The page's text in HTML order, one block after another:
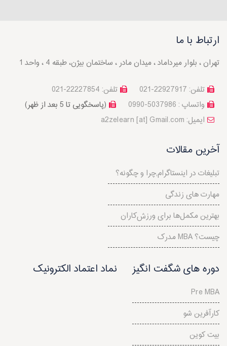
ارتباط با ما
تهران ، بلوار میرداماد ، میدان مادر ، ساختمان بیژن، طبقه 4 ، واحد 1
تلفن: 22227854-021
تلفن: 22927917-021
(پاسخگویی تا 5 بعد از ظهر)
واتساپ : 5037986-0990
a2zelearn [at] Gmail.com :ایمیل
آخرین مقالات
تبلیغات در اینستاگرام,چرا و چگونه؟
مهارت های زندگی
بهترین مکمل‌ها برای ورزش‌کاران
مدرک MBA چیست؟
دوره های شگفت انگیز
Pre MBA
کارآفرین شو
بیت کوین
نماد اعتماد الکترونیک